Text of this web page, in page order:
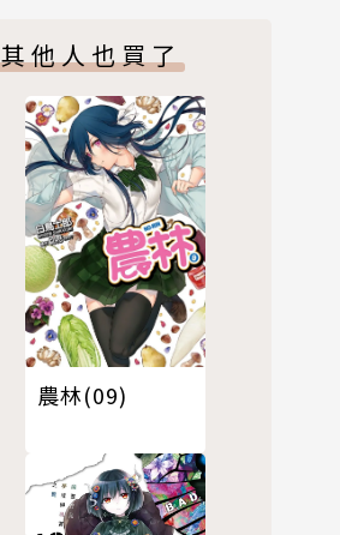
其他人也買了
農林(09)